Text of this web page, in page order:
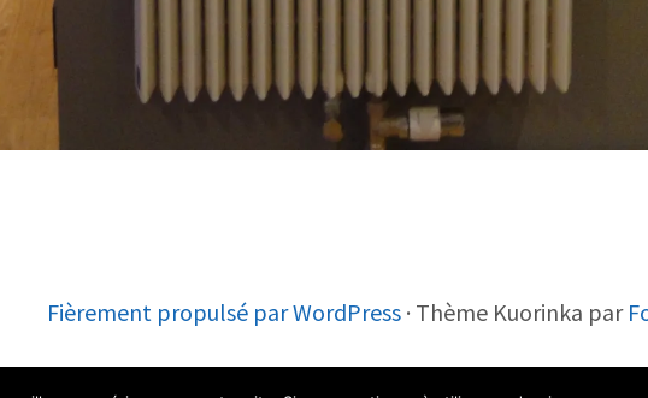
Fièrement propulsé par WordPress · Thème Kuorinka par